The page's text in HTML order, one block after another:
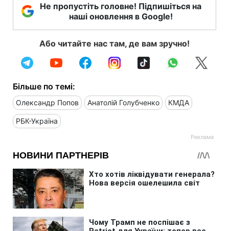
Не пропустіть головне! Підпишіться на
наші оновлення в Google!
Або читайте нас там, де вам зручно!
Більше по темі:
Олександр Попов Анатолій Голубченко КМДА
РБК-Україна